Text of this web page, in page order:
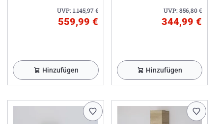
UVP:1.145,97€
559,99 €
Hinzufügen
UVP:856,80€
344,99 €
Hinzufügen